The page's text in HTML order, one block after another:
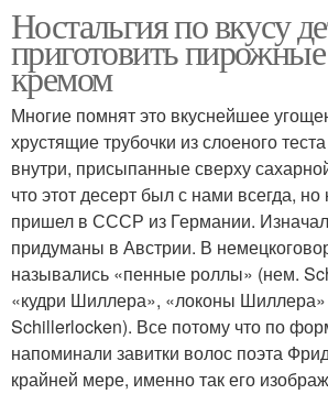
Ностальгия по вкусу
приготовить
кремом
Многие помнят это вкуснейшее
хрустящие трубочки из слоеного
внутри, присыпанные сверху
что этот десерт был с нами всегда,
пришел в СССР из Германии.
придуманы в Австрии. В
назывались «пенные роллы» (нем.
«кудри Шиллера», «локоны
Schillerlocken). Все потому что по
напоминали завитки волос поэта
крайней мере, именно так его